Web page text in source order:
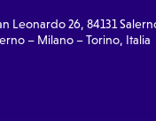
Leonardo 26, 84131
– Milano – Torino, Italia